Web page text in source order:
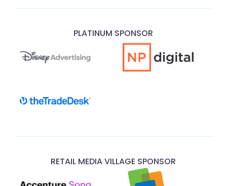
PLATINUM SPONSOR
RETAIL MEDIA VILLAGE SPONSOR